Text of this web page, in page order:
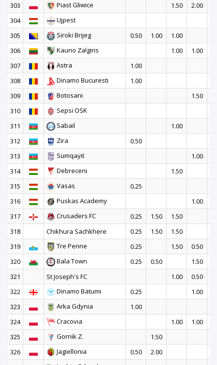
303
Piast Gliwice 1.50
2.00
304
Ujpest
305
Siroki Brijeg 0.50 1.00 1.00
306
Kauno Zalgiris 1.00 1.00
307
Astra
1.00
308
Dinamo Bucuresti
1.00
309
Botosani
1.50
310
Sepsi OSK
311
Sabail
1.00
312
Zira
0.50
313
Sumqayit 1.00
314
Debreceni
1.50
315
Vasas
0.25
316
Puskas Academy 1.00
317
Crusaders FC 0.25 1.50
1.50
318
Chikhura Sachkhere 0.25 1.50
1.50
319
Tre Penne 0.25 1.50 0.50
320
Bala Town 0.25 0.50 1.50
321
St Joseph's FC 1.00 0.50
322
Dinamo Batumi 0.25 1.00
323
Arka Gdynia
1.00
324
Cracovia 1.00
1.00
325
Gornik Z.
1.50
326
Jagiellonia 0.50
2.00